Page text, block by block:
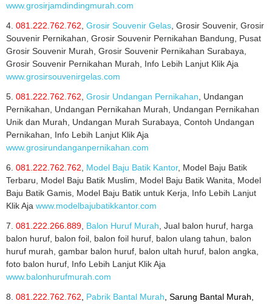
www.grosirjamdindingmurah.com
4. 081.222.762.762, Grosir Souvenir Gelas, Grosir Souvenir, Grosir
Souvenir Pernikahan, Grosir Souvenir Pernikahan Bandung, Pusat
Grosir Souvenir Murah, Grosir Souvenir Pernikahan Surabaya,
Grosir Souvenir Pernikahan Murah, Info Lebih Lanjut Klik Aja
www.grosirsouvenirgelas.com
5. 081.222.762.762, Grosir Undangan Pernikahan, Undangan
Pernikahan, Undangan Pernikahan Murah, Undangan Pernikahan
Unik dan Murah, Undangan Murah Surabaya, Contoh Undangan
Pernikahan, Info Lebih Lanjut Klik Aja
www.grosirundanganpernikahan.com
6. 081.222.762.762, Model Baju Batik Kantor, Model Baju Batik
Terbaru, Model Baju Batik Muslim, Model Baju Batik Wanita, Model
Baju Batik Gamis, Model Baju Batik untuk Kerja, Info Lebih Lanjut
Klik Aja www.modelbajubatikkantor.com
7. 081.222.266.889, Balon Huruf Murah, Jual balon huruf, harga
balon huruf, balon foil, balon foil huruf, balon ulang tahun, balon
huruf murah, gambar balon huruf, balon ultah huruf, balon angka,
foto balon huruf, Info Lebih Lanjut Klik Aja
www.balonhurufmurah.com
8. 081.222.762.762, Pabrik Bantal Murah, Sarung Bantal Murah,